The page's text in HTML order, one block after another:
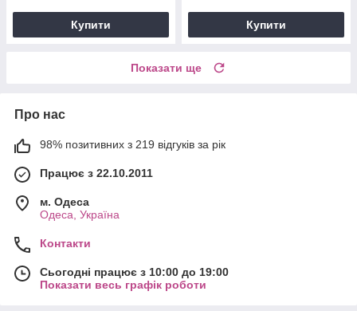
Купити Купити
Показати ще
Про нас
98% позитивних з 219 відгуків за рік
Працює з 22.10.2011
м. Одеса
Одеса, Україна
Контакти
Сьогодні працює з 10:00 до 19:00
Показати весь графік роботи